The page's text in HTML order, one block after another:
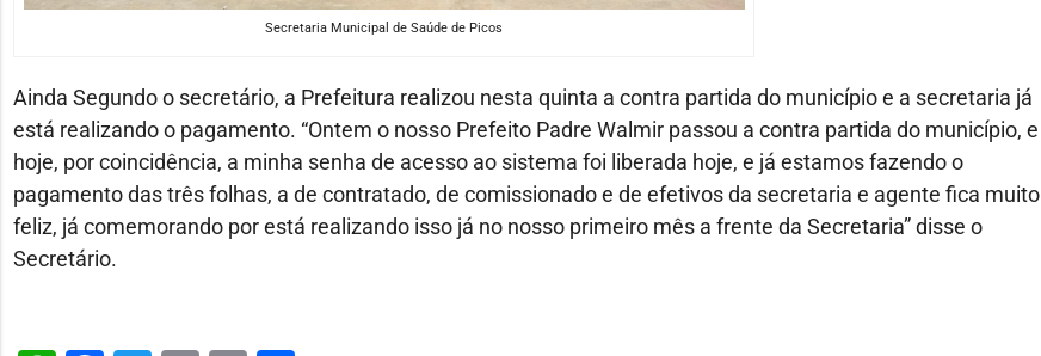
Secretaria Municipal de Saúde de Picos
Ainda Segundo o secretário, a Prefeitura realizou nesta quinta a contra partida do município e a secretaria já
está realizando o pagamento. “Ontem o nosso Prefeito Padre Walmir passou a contra partida do município, e
hoje, por coincidência, a minha senha de acesso ao sistema foi liberada hoje, e já estamos fazendo o
pagamento das três folhas, a de contratado, de comissionado e de efetivos da secretaria e agente fica muito
feliz, já comemorando por está realizando isso já no nosso primeiro mês a frente da Secretaria” disse o
Secretário.